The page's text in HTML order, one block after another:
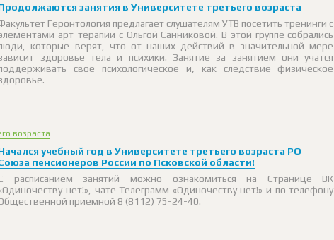
занятия в Университете третьего возраста
Геронтология предлагает слушателям УТВ посетить тренинги с
арт-терапии с Ольгой Санниковой. В этой группе собрались
которые верят, что от наших действий в значительной мере
здоровье тела и психики. Занятие за занятием они учатся
свое психологическое и, как следствие физическое
возраста
учебный год в Университете третьего возраста РО
пенсионеров России по Псковской области!
расписанием занятий можно ознакомиться на Странице ВК
нет!», чате Телеграмм «Одиночеству нет!» и по телефону
приемной 8 (8112) 75-24-40.